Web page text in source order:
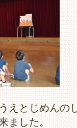
えとじめんの
ました。